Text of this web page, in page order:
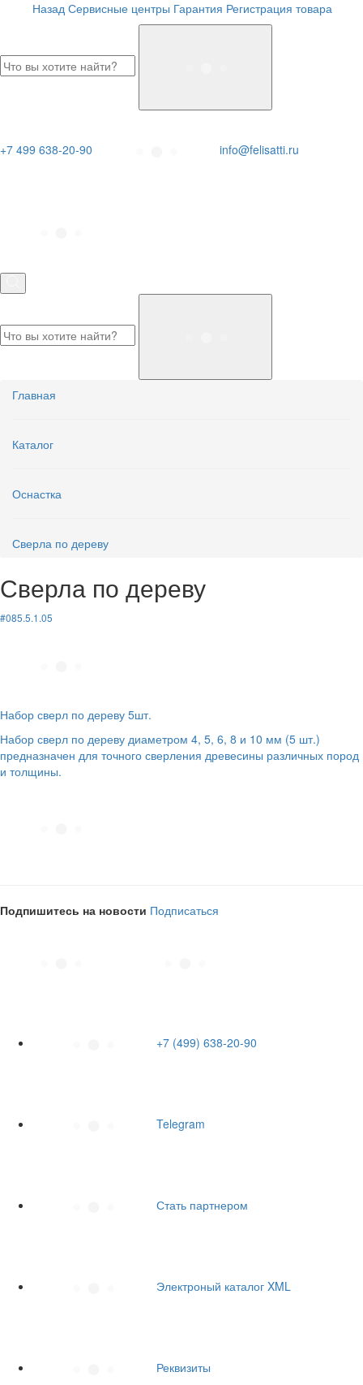
Назад Сервисные центры Гарантия Регистрация товара
+7 499 638-20-90 info@felisatti.ru
Главная
Каталог
Оснастка
Сверла по дереву
Сверла по дереву
#085.5.1.05
Набор сверл по дереву 5шт.
Набор сверл по дереву диаметром 4, 5, 6, 8 и 10 мм (5 шт.)
предназначен для точного сверления древесины различных пород
и толщины.
Подпишитесь на новости Подписаться
+7 (499) 638-20-90
Telegram
Стать партнером
Электроный каталог XML
Реквизиты